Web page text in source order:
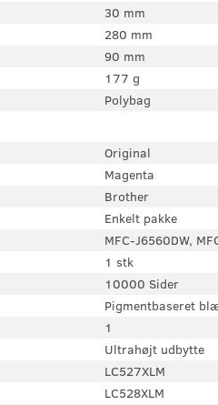
30 mm
280 mm
90 mm
177 g
Polybag
Original
Magenta
Brother
Enkelt pakke
MFC-J6560DW,
1 stk
10000 Sider
Pigmentbaseret
1
Ultrahøjt udbytte
LC527XLM
LC528XLM